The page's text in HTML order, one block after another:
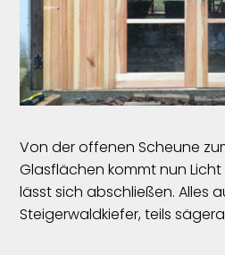
Von der offenen Scheune
Glasflächen kommt nun
lässt sich abschließen. Alles
Steigerwaldkiefer, teils